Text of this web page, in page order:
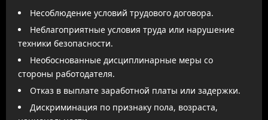
Несоблюдение условий трудового договора.
Неблагоприятные условия труда или нарушение
техники безопасности.
Необоснованные дисциплинарные меры со
стороны работодателя.
Отказ в выплате заработной платы или задержки.
Дискриминация по признаку пола, возраста,